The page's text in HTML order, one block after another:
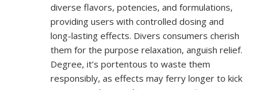
diverse flavors, potencies, and formulations,
providing users with controlled dosing and
long-lasting effects. Divers consumers cherish
them for the purpose relaxation, anguish relief.
Degree, it’s portentous to waste them
responsibly, as effects may ferry longer to kick